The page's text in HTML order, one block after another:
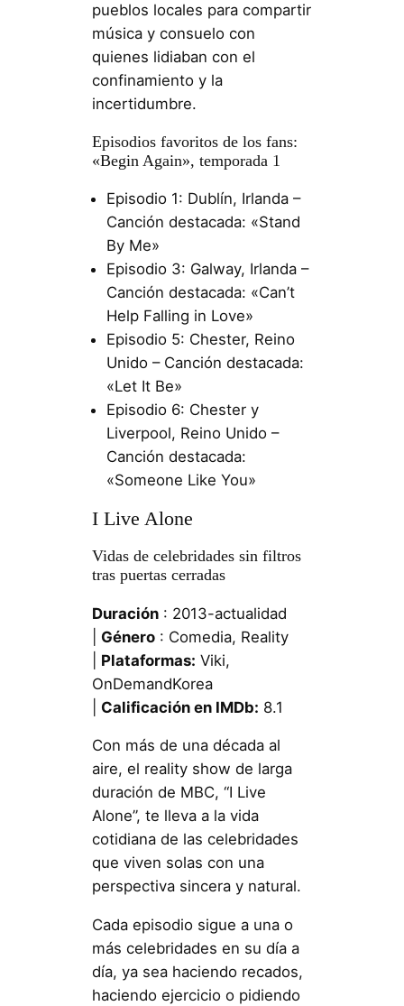
pueblos locales para compartir
música y consuelo con
quienes lidiaban con el
confinamiento y la
incertidumbre.
Episodios favoritos de los fans:
«Begin Again», temporada 1
Episodio 1: Dublín, Irlanda –
Canción destacada: «Stand
By Me»
Episodio 3: Galway, Irlanda –
Canción destacada: «Can’t
Help Falling in Love»
Episodio 5: Chester, Reino
Unido – Canción destacada:
«Let It Be»
Episodio 6: Chester y
Liverpool, Reino Unido –
Canción destacada:
«Someone Like You»
I Live Alone
Vidas de celebridades sin filtros
tras puertas cerradas
Duración: 2013-actualidad
Género: Comedia, Reality
Plataformas: Viki,
OnDemandKorea
Calificación en IMDb: 8.1
Con más de una década al
aire, el reality show de larga
duración de MBC, “I Live
Alone”, te lleva a la vida
cotidiana de las celebridades
que viven solas con una
perspectiva sincera y natural.
Cada episodio sigue a una o
más celebridades en su día a
día, ya sea haciendo recados,
haciendo ejercicio o pidiendo